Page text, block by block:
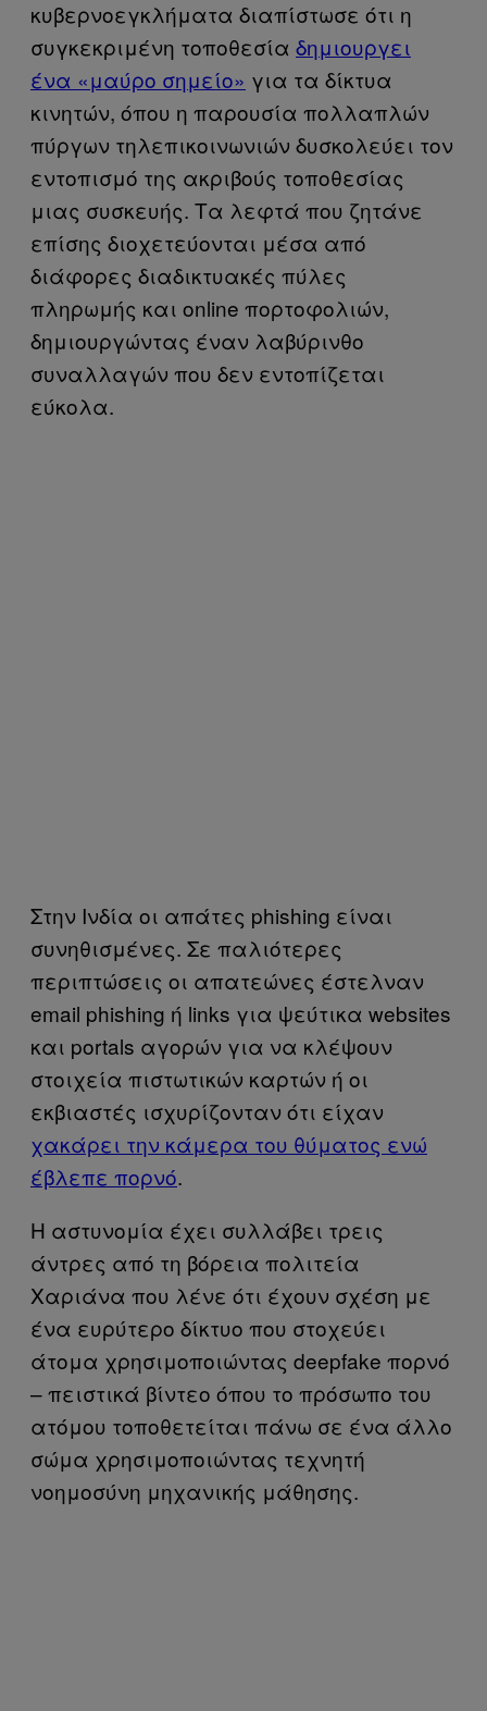
κυβερνοεγκλήματα διαπίστωσε ότι η
συγκεκριμένη τοποθεσία δημιουργει
ένα «μαύρο σημείο» για τα δίκτυα
κινητών, όπου η παρουσία πολλαπλών
πύργων τηλεπικοινωνιών δυσκολεύει τον
εντοπισμό της ακριβούς τοποθεσίας
μιας συσκευής. Τα λεφτά που ζητάνε
επίσης διοχετεύονται μέσα από
διάφορες διαδικτυακές πύλες
πληρωμής και online πορτοφολιών,
δημιουργώντας έναν λαβύρινθο
συναλλαγών που δεν εντοπίζεται
εύκολα.
Στην Ινδία οι απάτες phishing είναι
συνηθισμένες. Σε παλιότερες
περιπτώσεις οι απατεώνες έστελναν
email phishing ή links για ψεύτικα websites
και portals αγορών για να κλέψουν
στοιχεία πιστωτικών καρτών ή οι
εκβιαστές ισχυρίζονταν ότι είχαν
χακάρει την κάμερα του θύματος ενώ
έβλεπε πορνό.
Η αστυνομία έχει συλλάβει τρεις
άντρες από τη βόρεια πολιτεία
Χαριάνα που λένε ότι έχουν σχέση με
ένα ευρύτερο δίκτυο που στοχεύει
άτομα χρησιμοποιώντας deepfake πορνό
– πειστικά βίντεο όπου το πρόσωπο του
ατόμου τοποθετείται πάνω σε ένα άλλο
σώμα χρησιμοποιώντας τεχνητή
νοημοσύνη μηχανικής μάθησης.